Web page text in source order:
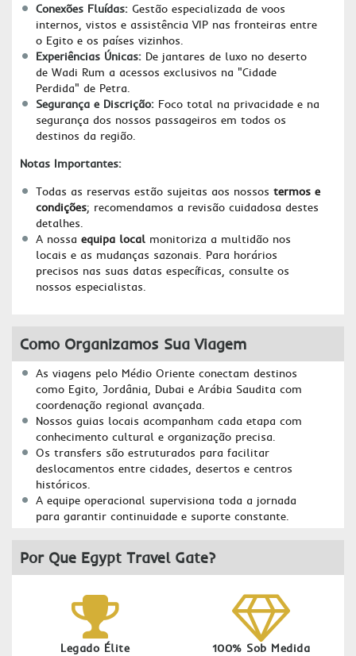
Conexões Fluídas: Gestão especializada de voos
internos, vistos e assistência VIP nas fronteiras entre
o Egito e os países vizinhos.
Experiências Únicas: De jantares de luxo no deserto
de Wadi Rum a acessos exclusivos na "Cidade
Perdida" de Petra.
Segurança e Discrição: Foco total na privacidade e na
segurança dos nossos passageiros em todos os
destinos da região.
Notas Importantes:
Todas as reservas estão sujeitas aos nossos termos e
condições; recomendamos a revisão cuidadosa destes
detalhes.
A nossa equipa local monitoriza a multidão nos
locais e as mudanças sazonais. Para horários
precisos nas suas datas específicas, consulte os
nossos especialistas.
Como Organizamos Sua Viagem
As viagens pelo Médio Oriente conectam destinos
como Egito, Jordânia, Dubai e Arábia Saudita com
coordenação regional avançada.
Nossos guias locais acompanham cada etapa com
conhecimento cultural e organização precisa.
Os transfers são estruturados para facilitar
deslocamentos entre cidades, desertos e centros
históricos.
A equipe operacional supervisiona toda a jornada
para garantir continuidade e suporte constante.
Por Que Egypt Travel Gate?
Legado Élite 100% Sob Medida